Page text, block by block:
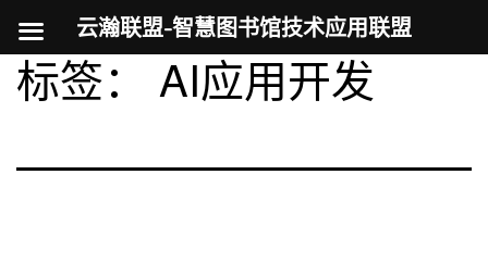
标签： AI应用开发
云瀚联盟-智慧图书馆技术应用联盟